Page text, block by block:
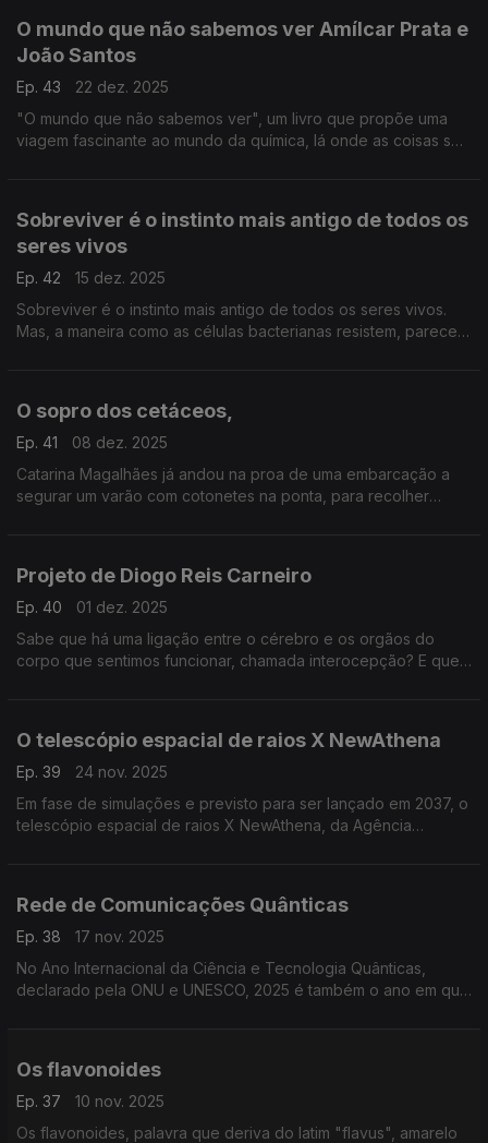
O mundo que não sabemos ver Amílcar Prata e
João Santos
Ep. 43
22 dez. 2025
"O mundo que não sabemos ver", um livro que propõe uma
viagem fascinante ao mundo da química, lá onde as coisas se
Sobreviver é o instinto mais antigo de todos os
seres vivos
Ep. 42
15 dez. 2025
Sobreviver é o instinto mais antigo de todos os seres vivos.
Mas, a maneira como as células bacterianas resistem, parece
O sopro dos cetáceos,
Ep. 41
08 dez. 2025
Catarina Magalhães já andou na proa de uma embarcação a
segurar um varão com cotonetes na ponta, para recolher
Projeto de Diogo Reis Carneiro
Ep. 40
01 dez. 2025
Sabe que há uma ligação entre o cérebro e os orgãos do
corpo que sentimos funcionar, chamada interocepção? E que
O telescópio espacial de raios X NewAthena
Ep. 39
24 nov. 2025
Em fase de simulações e previsto para ser lançado em 2037, o
telescópio espacial de raios X NewAthena, da Agência
Rede de Comunicações Quânticas
Ep. 38
17 nov. 2025
No Ano Internacional da Ciência e Tecnologia Quânticas,
declarado pela ONU e UNESCO, 2025 é também o ano em que
Os flavonoides
Ep. 37
10 nov. 2025
Os flavonoides, palavra que deriva do latim "flavus", amarelo